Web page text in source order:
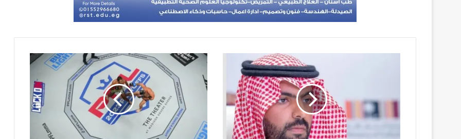
روائع
الأوركسترا
السعودية
"بوليفارد
سيتي"
يحتضن
النهائي
في